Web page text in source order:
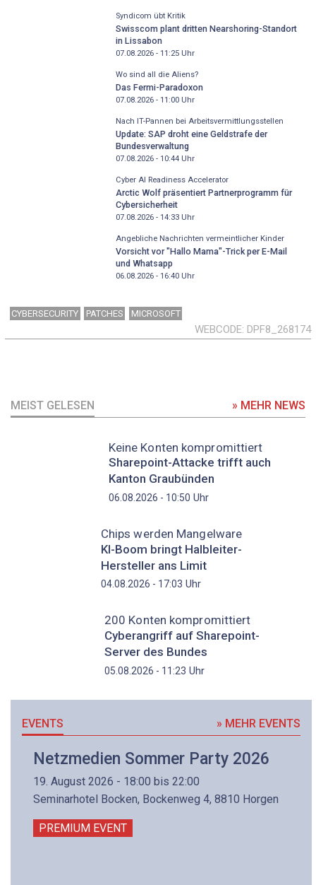
Syndicom übt Kritik
Swisscom plant dritten Nearshoring-Standort
in Lissabon
07.08.2026 - 11:25Uhr
Wo sind all die Aliens?
Das Fermi-Paradoxon
07.08.2026 - 11:00Uhr
Nach IT-Pannen bei Arbeitsvermittlungsstellen
Update: SAP droht eine Geldstrafe der
Bundesverwaltung
07.08.2026 - 10:44Uhr
Cyber AI Readiness Accelerator
Arctic Wolf präsentiert Partnerprogramm für
Cybersicherheit
07.08.2026 - 14:33Uhr
Angebliche Nachrichten vermeintlicher Kinder
Vorsicht vor "Hallo Mama"-Trick per E-Mail
und Whatsapp
06.08.2026 - 16:40Uhr
CYBERSECURITY PATCHES MICROSOFT
WEBCODE DPF8_268174
MEIST GELESEN » MEHR NEWS
Keine Konten kompromittiert
Sharepoint-Attacke trifft auch
Kanton Graubünden
06.08.2026 - 10:50 Uhr
Chips werden Mangelware
KI-Boom bringt Halbleiter-
Hersteller ans Limit
04.08.2026 - 17:03 Uhr
200 Konten kompromittiert
Cyberangriff auf Sharepoint-
Server des Bundes
05.08.2026 - 11:23 Uhr
EVENTS » MEHR EVENTS
Netzmedien Sommer Party 2026
19. August 2026 - 18:00 bis 22:00
Seminarhotel Bocken, Bockenweg 4, 8810 Horgen
PREMIUM EVENT